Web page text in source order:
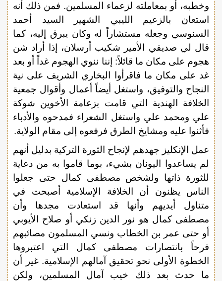
وخطبه، أو بمعاملته لزعماء المسلمين. فمن ذلك أنه
استعان بالزعيم الليبي الشهير السيد أحمد
السنوسي وجعله مستشاراً له وكان يبرق إليه، كما
قال لي صديقي الأمير شكيب أرسلان، إذا أراد شن
هجوم على مكان ما قائلاً: إننا ننوي الهجوم غداً أو بعد
غد على مكان ما فاقرأوا البخاري الشريف على نية
النجاح والتوفيق، واستغل أيضاً أعمال وأقوال جمعية
الخلافة الهندية التي قامت بزعامة الأخوين شوكة
علي ومحمد علي واستغل الشعراء فمدحوه والأدباء
فأثنوا عليه ومشايخ الطرق فرفعوه إلى مقام الولاية.
عمل الإنكليز جهدهم لإنجاح الثورة التركية بدليل أنهم
لم يساعدوا اليونان بشيء، بوما قاموا به من دعاية
للثورة ذاتها ولشخص مصطفى كمال حتى جعلوا
الناس يظنون أن الخلافة الإسلامية أصبحت في
متناول أيديهم وأنها قد استعادت مجدها وأن
مصطفى كمال هو نور الدين زنكي أو صلاح الأيوبي
أو حتى عمر بن الخطاب ونسي المسلمون مصائبهم
فرحاً بانتصارات مصطفى كمال التي اعتبروها
الخطوة الأولى نحو تحقيق آمالهم الإسلامية. غير أن
ما حدث بعد ذلك خيب آمال المسلمين، ولكن